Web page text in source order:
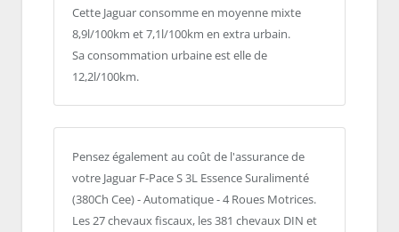
Cette Jaguar consomme en moyenne mixte
8,9l/100km et 7,1l/100km en extra urbain.
Sa consommation urbaine est elle de
12,2l/100km.
Pensez également au coût de l'assurance de
votre Jaguar F-Pace S 3L Essence Suralimenté
(380Ch Cee) - Automatique - 4 Roues Motrices.
Les 27 chevaux fiscaux, les 381 chevaux DIN et